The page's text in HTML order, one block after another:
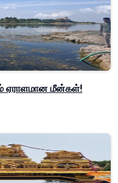
ஏராளமான மீன்கள்!